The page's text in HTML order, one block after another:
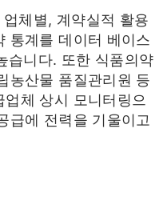
체별, 계약실적 활용
통계를 데이터 베이스
습니다. 또한 식품의약
농산물 품질관리원 등
체 상시 모니터링으
급에 전력을 기울이고